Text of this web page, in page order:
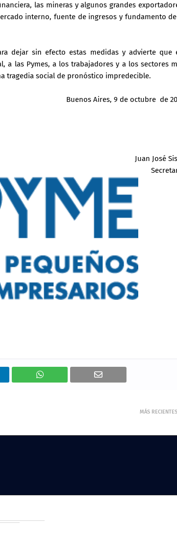
las mineras y algunos grandes
interno, fuente de ingresos y fundamento
dejar sin efecto estas medidas y advierte que
las Pymes, a los trabajadores y a los sectores
tragedia social de pronóstico impredecible.
Buenos Aires, 9 de octubre de
Juan José
MÁS RECIENTES